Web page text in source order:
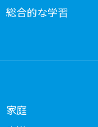
総合的な学習
家庭